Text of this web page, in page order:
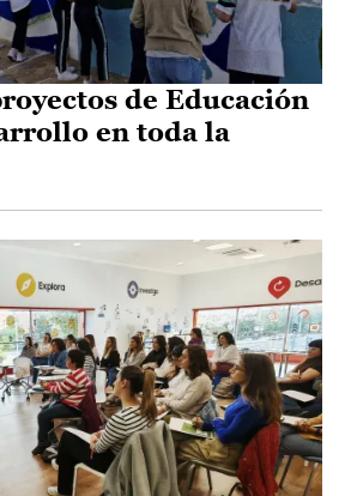
de Educación
en toda la